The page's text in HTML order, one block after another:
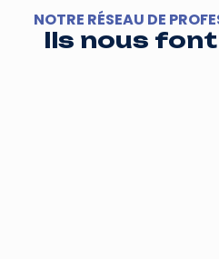
NOTRE RÉSEAU DE
Ils nous